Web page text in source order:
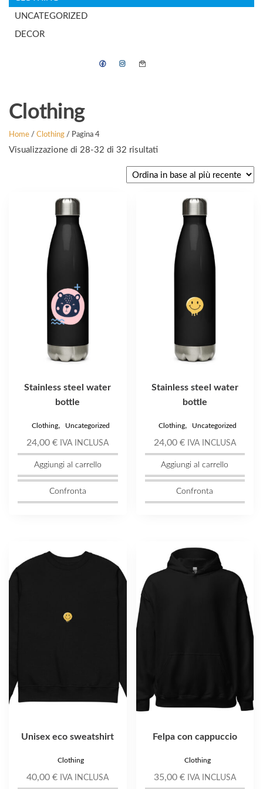
UNCATEGORIZED
DECOR
Clothing
Home / Clothing / Pagina 4
Visualizzazione di 28-32 di 32 risultatiOrdina
base
recente
Stainless steel water
bottle
Clothing, Uncategorized
24,00€ IVA INCLUSA
Aggiungi al carrello
Confronta
Stainless steel water
bottle
Clothing, Uncategorized
24,00 € IVA INCLUSA
Aggiungi al carrello
Confronta
Unisex eco sweatshirt
Clothing
40,00€ IVA INCLUSA
prodotto
ha
nella
pagina
Felpa con cappuccio
Clothing
35,00 € IVA INCLUSA
prodotto
più
varianti.
Le
opzioni
pagina